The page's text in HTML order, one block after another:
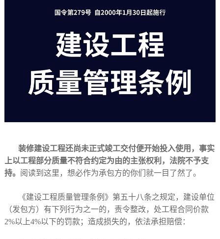
装修建设工程还尚未正式竣工交付便开始投入使用，事实
上以工程部分质量不符合约定为由的主张权利，法院不予支
持。 阅读到这里，想必作为承包方的你们就一目了然了。
《建设工程质量管理条例》第五十八条之规定，建设单位
（发包方）有下列行为之一的，责令整改，处工程合同价款
2%以上4%以下的罚款；造成损失的，依法承担赔偿：